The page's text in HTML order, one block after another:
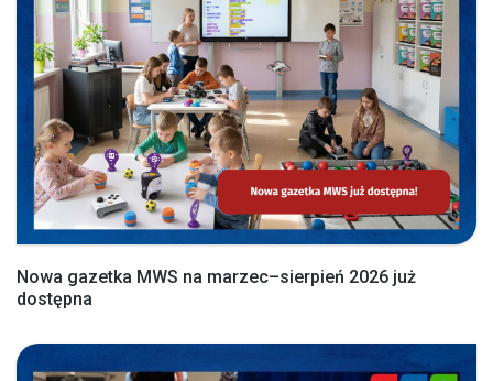
Nowa gazetka MWS na marzec–sierpień 2026 już
dostępna